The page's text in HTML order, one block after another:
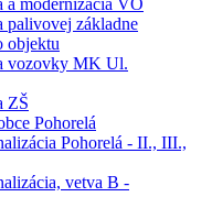
a modernizácia VO
palivovej základne
objektu
vozovky MK Ul.
ZŠ
Pohorelá
Pohorelá - II., III.,
vetva B -